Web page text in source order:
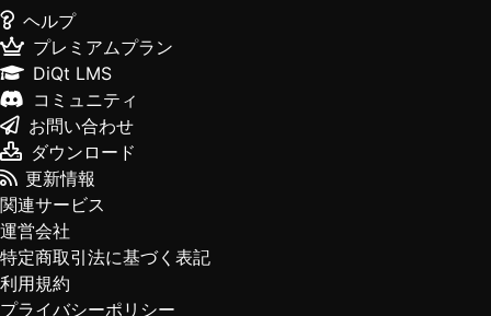
ヘルプ
プレミアムプラン
DiQt LMS
コミュニティ
お問い合わせ
ダウンロード
更新情報
関連サービス
運営会社
特定商取引法に基づく表記
利用規約
プライバシーポリシー